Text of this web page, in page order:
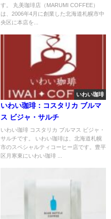
す。 丸美珈琲店（MARUMI COFFEE）
は、2006年4月に創業した北海道札幌市中
央区に本店を...
いわい珈琲
いわい珈琲：コスタリカ ブルマ
ス ビジャ・サルチ
いわい珈琲 コスタリカ ブルマス ビジャ・
サルチです。 いわい珈琲は、北海道札幌
市のスペシャルティコーヒー店です。豊平
区月寒東にいわい珈琲 ...